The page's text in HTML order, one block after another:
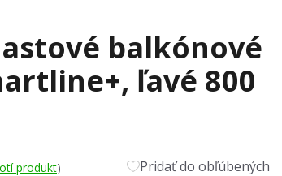
balkónové
ľavé 800
produkt) Pridať do obľúbených